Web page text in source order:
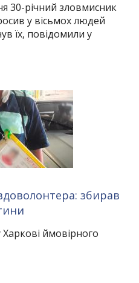
30-річний зловмисник
у вісьмох людей
їх, повідомили у
збирав
ймовірного